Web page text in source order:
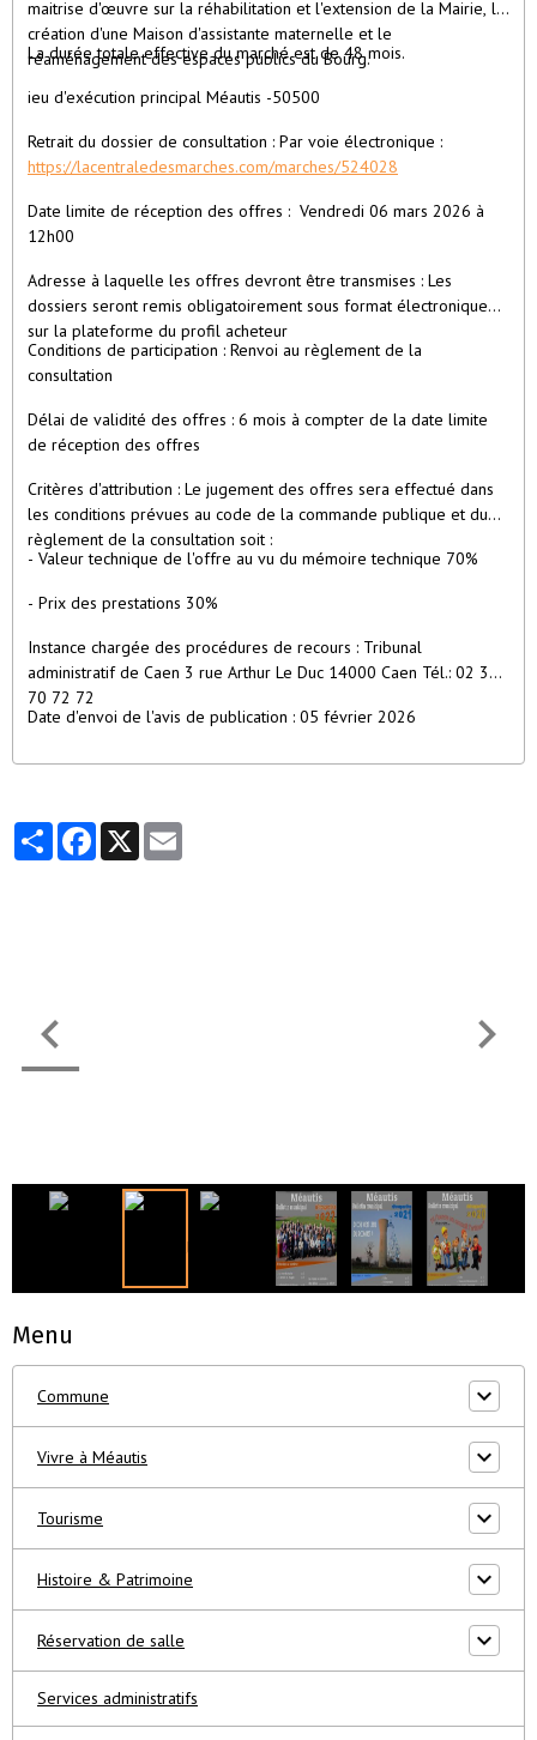
maitrise d'œuvre sur la réhabilitation et l'extension de la Mairie, la
création d'une Maison d'assistante maternelle et le
réaménagement des espaces publics du Bourg.
La durée totale effective du marché est de 48 mois.
ieu d'exécution principal Méautis -50500
Retrait du dossier de consultation : Par voie électronique :
https://lacentraledesmarches.com/marches/524028
Date limite de réception des offres : Vendredi 06 mars 2026 à
12h00
Adresse à laquelle les offres devront être transmises : Les
dossiers seront remis obligatoirement sous format électronique
sur la plateforme du profil acheteur
Conditions de participation : Renvoi au règlement de la
consultation
Délai de validité des offres : 6 mois à compter de la date limite
de réception des offres
Critères d'attribution : Le jugement des offres sera effectué dans
les conditions prévues au code de la commande publique et du
règlement de la consultation soit :
- Valeur technique de l'offre au vu du mémoire technique 70%
- Prix des prestations 30%
Instance chargée des procédures de recours : Tribunal
administratif de Caen 3 rue Arthur Le Duc 14000 Caen Tél.: 02 31
70 72 72
Date d'envoi de l'avis de publication : 05 février 2026
PartagerFacebook
X
Menu
Commune
Vivre à Méautis
Tourisme
Histoire & Patrimoine
Réservation de salle
Services administratifs